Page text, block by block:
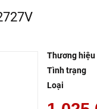
Thương hiệu
Tình trạng
Loại